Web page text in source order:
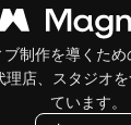
制作を導くた
理店、スタジオ
ています。